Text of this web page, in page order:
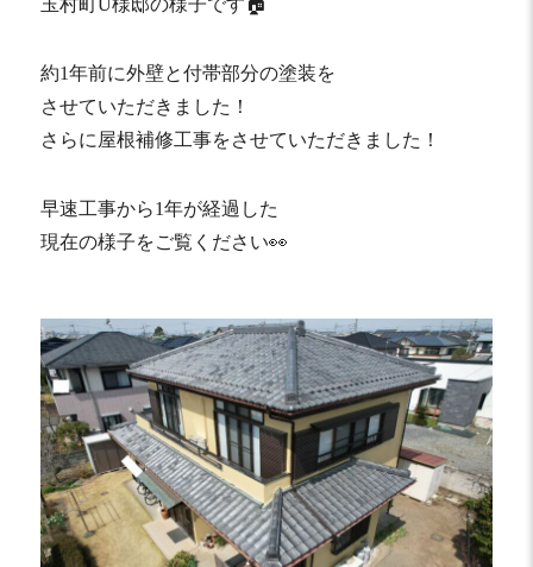
約1年前に外壁と付帯部分の塗装を
させていただきました！
さらに屋根補修工事をさせていただきました！
早速工事から1年が経過した
現在の様子をご覧ください👀